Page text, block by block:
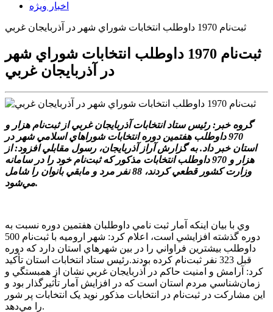
اخبار ویژه
ثبت‌نام 1970 داوطلب انتخابات شوراي شهر در آذربايجان غربي
ثبت‌نام 1970 داوطلب انتخابات شوراي شهر
در آذربايجان غربي
گروه خبر: رئيس ستاد انتخابات آذربايجان غربي از ثبت‌نام هزار و
970 داوطلب هفتمين دوره انتخابات شوراهاي اسلامي شهر در
استان خبر داد. به گزارش آراز آذربايجان، رسول مقابلي افزود: از
هزار و 970 داوطلب انتخابات مذکور که ثبت‌نام خود را در سامانه
وزارت کشور قطعي کردند، 88 نفر مرد و مابقي بانوان را شامل
مي‌شود.
وي با بيان اينکه آمار ثبت نامي داوطلبان هفتمين دوره نسبت به
دوره گذشته افزايشي است، اعلام کرد: شهر اروميه با ثبت‌نام 500
داوطلب بيشترين فراواني را در بين شهرهاي استان دارد که دوره
قبل 323 نفر ثبت‌نام کرده بودند.رئيس ستاد انتخابات استان تأکيد
کرد: آرامش و امنيت حاکم در آذربايجان غربي نشان از همبستگي و
زمان‌شناسي مردم استان است که در افزايش آمار تأثيرگذار بود و
اين مشارکت در ثبت‌نام در انتخابات مذکور نويد يک انتخابات پر شور
را مي‌دهد.